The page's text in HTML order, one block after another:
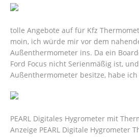
tolle Angebote auf für Kfz
moin, ich würde mir vor dem
Außenthermometer ins. Da ein
Ford Focus nicht Serienmäßig ist,
Außenthermometer besitze, habe
PEARL Digitales Hygrometer mit
Anzeige PEARL Digitale Hygrometer